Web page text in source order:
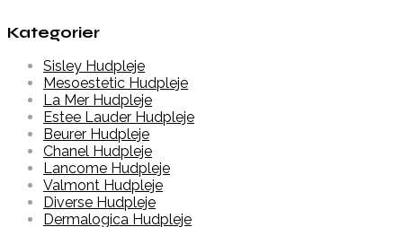
Kategorier
Sisley Hudpleje
Mesoestetic Hudpleje
La Mer Hudpleje
Estee Lauder Hudpleje
Beurer Hudpleje
Chanel Hudpleje
Lancome Hudpleje
Valmont Hudpleje
Diverse Hudpleje
Dermalogica Hudpleje